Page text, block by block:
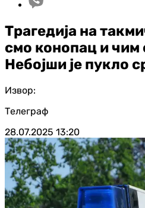
Трагедија на
смо конопац и чим
Небојши је пукло
Извор:
Телеграф
28.07.2025 13:20